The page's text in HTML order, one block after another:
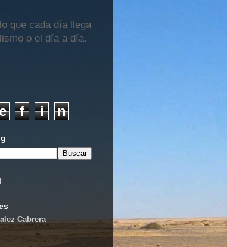
que cada día llega
o el día a día.
f i
n
Cabrera